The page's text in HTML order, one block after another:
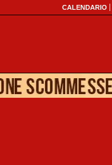
CALENDARIO